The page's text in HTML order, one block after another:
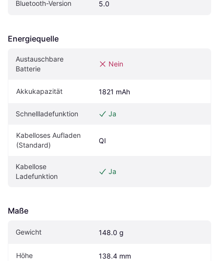
Bluetooth-Version 5.0
Energiequelle
Austauschbare
Batterie
Nein
Akkukapazität 1821 mAh
Schnellladefunktion Ja
Kabelloses Aufladen
(Standard)
QI
Kabellose
Ladefunktion
Ja
Maße
Gewicht 148.0 g
Höhe 138.4 mm